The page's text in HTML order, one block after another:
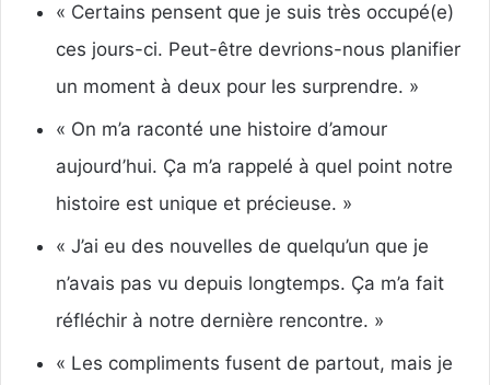
« Certains pensent que je suis très occupé(e)
ces jours-ci. Peut-être devrions-nous planifier
un moment à deux pour les surprendre. »
« On m’a raconté une histoire d’amour
aujourd’hui. Ça m’a rappelé à quel point notre
histoire est unique et précieuse. »
« J’ai eu des nouvelles de quelqu’un que je
n’avais pas vu depuis longtemps. Ça m’a fait
réfléchir à notre dernière rencontre. »
« Les compliments fusent de partout, mais je